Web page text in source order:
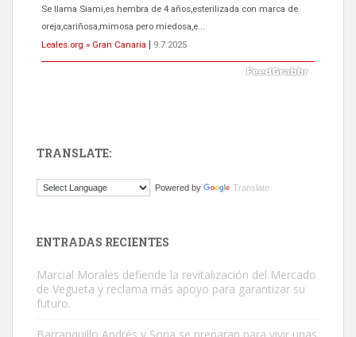
Se llama Siami,es hembra de 4 años,esterilizada con marca de
oreja,cariñosa,mimosa pero miedosa,e...
Leales.org » Gran Canaria
9.7.2025
El ayuntamiento se va a llevar a Los Gatos callejeros de la zona los
TRANSLATE:
Powered by Translate
ENTRADAS RECIENTES
Marcial Morales defiende la revitalización del Mercado
de Vegueta y reclama más apoyo para garantizar su
futuro.